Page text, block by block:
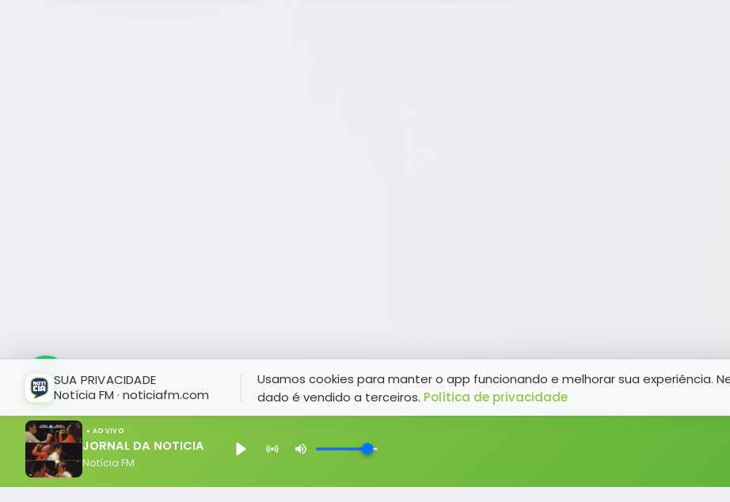
● AO VIVO
JORNAL DA NOTICIA
Notícia FM
NAVEGAÇÃO
SUA PRIVACIDADE
Notícia FM · noticiafm.com
Usamos cookies para manter o app funcionando e melhorar sua experiência.
dado é vendido a terceiros. Política de privacidade